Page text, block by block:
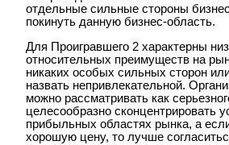
отдельные сильные стороны
покинуть данную бизнес-область.
Для Проигравшего 2 характерны
относительных преимуществ на
никаких особых сильных сторон
назвать непривлекательной.
можно рассматривать как
целесообразно сконцентрировать
прибыльных областях рынка, а
хорошую цену, то лучше